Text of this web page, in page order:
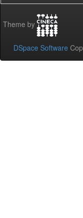
Theme by
DSpace Software